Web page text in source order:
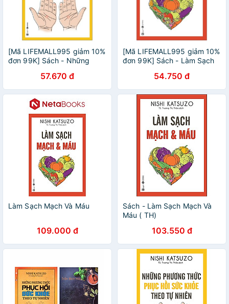
[Mã LIFEMALL995 giảm 10%
đơn 99K] Sách - Những
Khỏe Theo Tự Nhiên
57.670 đ
[Mã LIFEMALL995 giảm 10%
đơn 99K] Sách - Làm Sạch
54.750 đ
Làm Sạch Mạch Và Máu
109.000 đ
Sách - Làm Sạch Mạch Và
Máu ( TH)
103.550 đ